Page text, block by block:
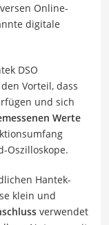
Online-
digitale
DSO
Vorteil, dass
und sich
Werte
Oszilloskope.
Hantek-
klein und
verwendet